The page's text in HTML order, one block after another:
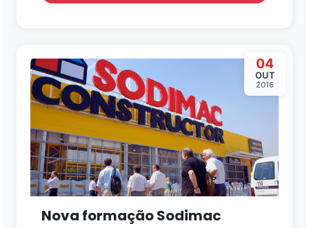
04
OUT
2016
Nova formação Sodimac